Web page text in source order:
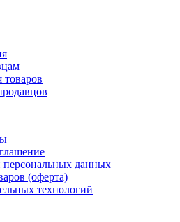
персональных данных
(оферта)
технологий